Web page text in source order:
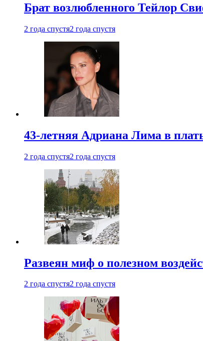
Брат возлюбленного Тейлор
2 года спустя2 года спустя
43-летняя Адриана Лима в
2 года спустя2 года спустя
Развеян миф о полезном
2 года спустя2 года спустя